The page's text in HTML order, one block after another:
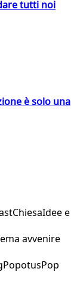
tutti noi
è solo una
ChiesaIdee e
avvenire
PopotusPop